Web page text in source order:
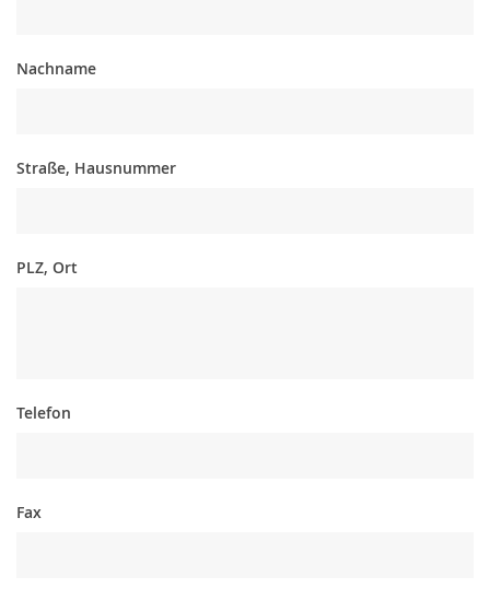
Nachname
Straße, Hausnummer
PLZ, Ort
Telefon
Fax